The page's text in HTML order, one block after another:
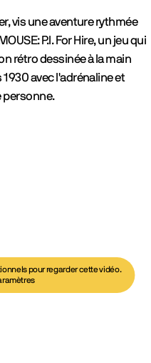
vis une aventure rythmée
P.I. For Hire, un jeu qui
rétro dessinée à la main
avec l'adrénaline et
personne.
pour regarder cette vidéo.